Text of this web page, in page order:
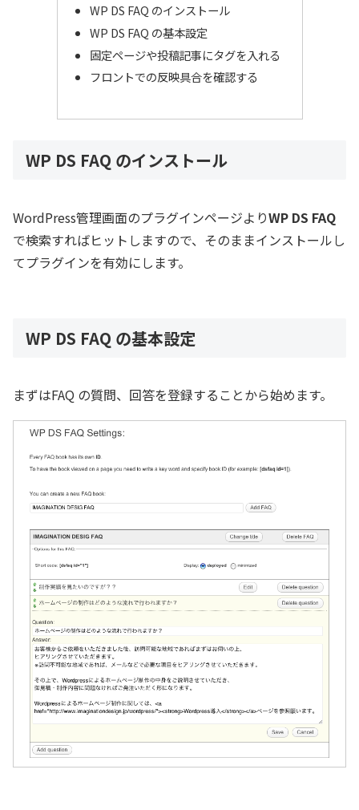
WP DS FAQ のインストール
WP DS FAQ の基本設定
固定ページや投稿記事にタグを入れる
フロントでの反映具合を確認する
WP DS FAQ のインストール
WordPress管理画面のプラグインページよりWP DS FAQ
で検索すればヒットしますので、そのままインストールし
てプラグインを有効にします。
WP DS FAQ の基本設定
まずはFAQ の質問、回答を登録することから始めます。